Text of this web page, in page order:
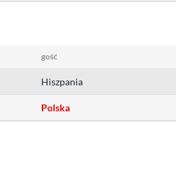
gość
Hiszpania
Polska